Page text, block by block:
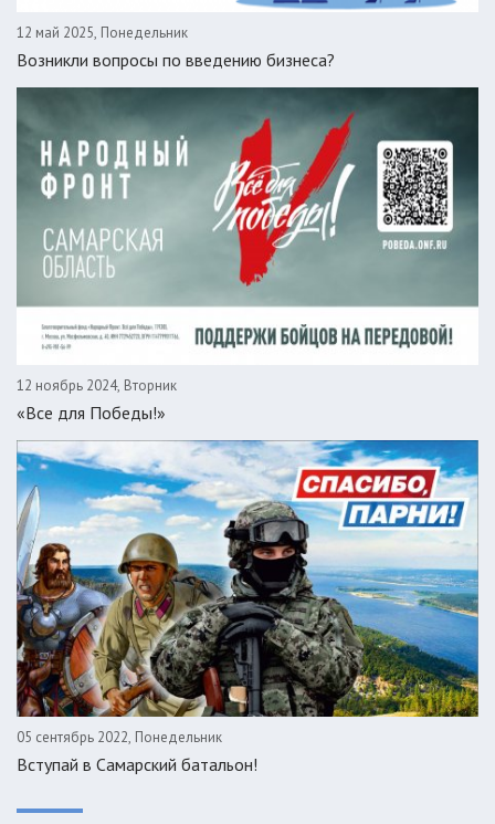
12 май 2025, Понедельник
Возникли вопросы по введению бизнеса?
12 ноябрь 2024, Вторник
«Все для Победы!»
05 сентябрь 2022, Понедельник
Вступай в Самарский батальон!